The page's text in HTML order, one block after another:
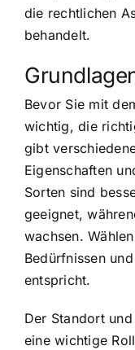
die rechtlichen
behandelt.
Bevor Sie mit
wichtig, die
gibt
Eigenschaften
Sorten sind
geeignet,
wachsen.
Bedürfnissen
entspricht.
Der Standort
eine wichtige